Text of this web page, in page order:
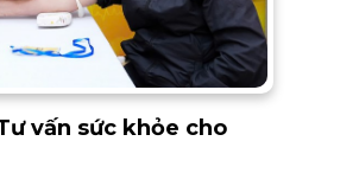
vấn sức khỏe cho